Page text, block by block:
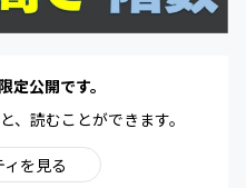
定公開です。
、読むことができます。
を見る